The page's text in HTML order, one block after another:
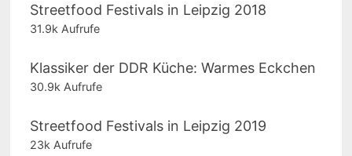
Streetfood Festivals in Leipzig 2018
31.9k Aufrufe
Klassiker der DDR Küche: Warmes Eckchen
30.9k Aufrufe
Streetfood Festivals in Leipzig 2019
23k Aufrufe